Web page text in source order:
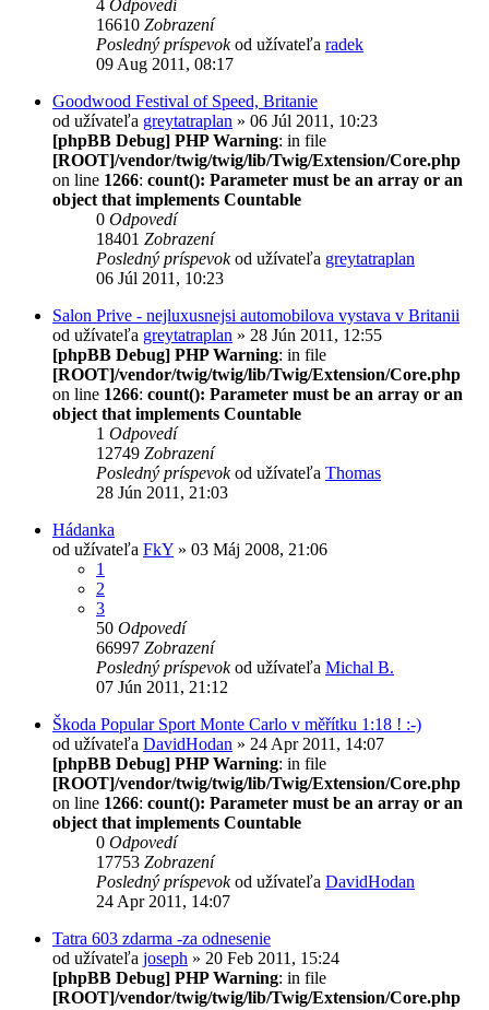
4 Odpovedí
16610 Zobrazení
Posledný príspevokod užívateľa radek
09 Aug 2011, 08:17
Goodwood Festival of Speed, Britanie
od užívateľa greytatraplan » 06 Júl 2011, 10:23
[phpBB Debug] PHP Warning: in file
[ROOT]/vendor/twig/twig/lib/Twig/Extension/Core.php
on line 1266: count(): Parameter must be an array or an
object that implements Countable
0 Odpovedí
18401 Zobrazení
Posledný príspevokod užívateľa greytatraplan
06 Júl 2011, 10:23
Salon Prive - nejluxusnejsi automobilova vystava v Britanii
od užívateľa greytatraplan » 28 Jún 2011, 12:55
[phpBB Debug] PHP Warning: in file
[ROOT]/vendor/twig/twig/lib/Twig/Extension/Core.php
on line 1266: count(): Parameter must be an array or an
object that implements Countable
1 Odpovedí
12749 Zobrazení
Posledný príspevokod užívateľa Thomas
28 Jún 2011, 21:03
Hádanka
od užívateľa FkY » 03 Máj 2008, 21:06
1
2
3
50 Odpovedí
66997 Zobrazení
Posledný príspevokod užívateľa Michal B.
07 Jún 2011, 21:12
Škoda Popular Sport Monte Carlo v měřítku 1:18 ! :-)
od užívateľa DavidHodan » 24 Apr 2011, 14:07
[phpBB Debug] PHP Warning: in file
[ROOT]/vendor/twig/twig/lib/Twig/Extension/Core.php
on line 1266: count(): Parameter must be an array or an
object that implements Countable
0 Odpovedí
17753 Zobrazení
Posledný príspevokod užívateľa DavidHodan
24 Apr 2011, 14:07
Tatra 603 zdarma -za odnesenie
od užívateľa joseph » 20 Feb 2011, 15:24
[phpBB Debug] PHP Warning: in file
[ROOT]/vendor/twig/twig/lib/Twig/Extension/Core.php